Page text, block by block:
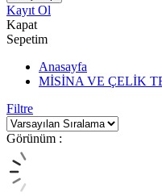
Kayıt Ol
Kapat
Sepetim
Anasayfa
MİSİNA VE ÇELİK
Filtre
Görünüm :